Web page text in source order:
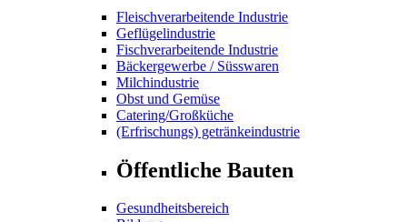
Fleischverarbeitende Industrie
Geflügelindustrie
Fischverarbeitende Industrie
Bäckergewerbe / Süsswaren
Milchindustrie
Obst und Gemüse
Catering/Großküche
(Erfrischungs) getränkeindustrie
Öffentliche Bauten
Gesundheitsbereich